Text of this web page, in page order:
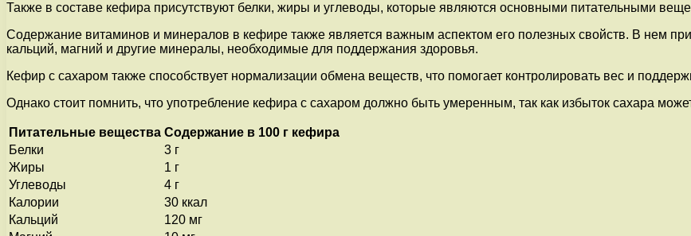
Также в составе кефира присутствуют белки, жиры и углеводы, которые являются основными питательными
Содержание витаминов и минералов в кефире также является важным аспектом его полезных свойств. В нем
кальций, магний и другие минералы, необходимые для поддержания здоровья.
Кефир с сахаром также способствует нормализации обмена веществ, что помогает контролировать вес и
Однако стоит помнить, что употребление кефира с сахаром должно быть умеренным, так как избыток сахара
Питательные вещества Содержание в 100 г кефира
Белки
3 г
Жиры
1 г
Углеводы
4 г
Калории
30 ккал
Кальций
120 мг